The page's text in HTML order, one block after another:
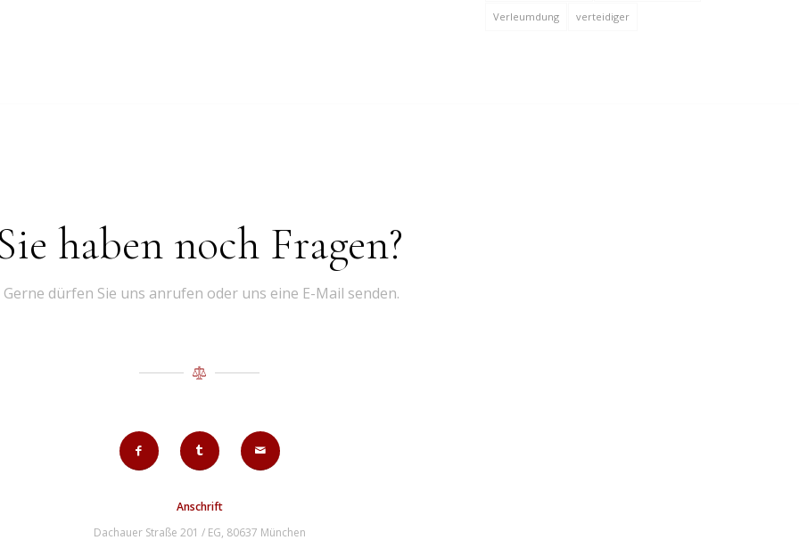
Verleumdung verteidiger
haben noch Fragen?
Gerne dürfen Sie uns anrufen oder uns eine E-Mail senden.
Anschrift
Dachauer Straße 201 / EG, 80637 München